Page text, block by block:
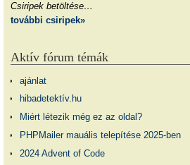
Csiripek betöltése…
további csiripek»
Aktív fórum témák
ajánlat
hibadetektív.hu
Miért létezik még ez az oldal?
PHPMailer mauális telepítése 2025-ben
2024 Advent of Code